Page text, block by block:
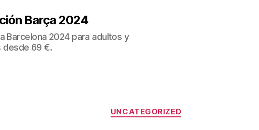
Barça 2024
Barcelona 2024 para adultos y
desde 69 €.
Categorías
UNCATEGORIZED